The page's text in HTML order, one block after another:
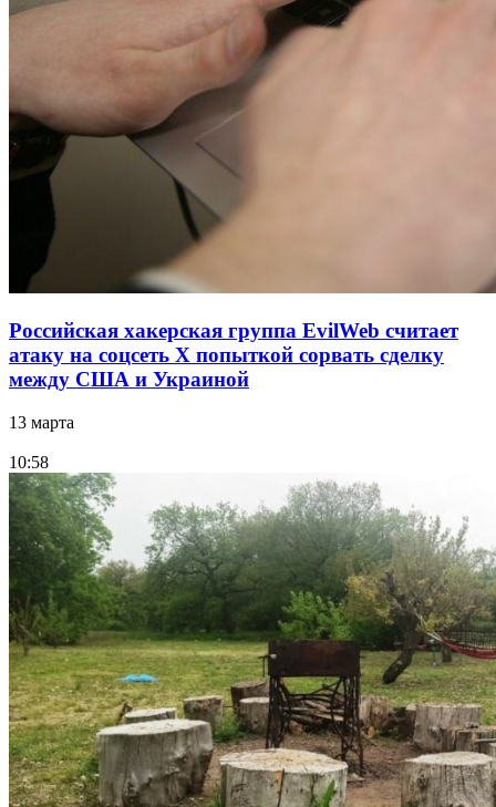
Российская хакерская группа EvilWeb считает
атаку на соцсеть Х попыткой сорвать сделку
между США и Украиной
13 марта
10:58